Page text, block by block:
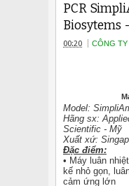
PCR
Biosytems
00:20 CÔNG TY
Model:
Hãng sx:
Scientific - Mỹ
Xuất xứ:
Đặc điểm:
• Máy luân
kế nhỏ gọn,
cảm ứng lớn